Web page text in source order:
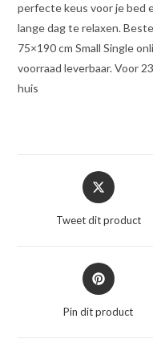
perfecte keus voor je bed
lange dag te relaxen.
75×190 cm Small Single
voorraad leverbaar. Voor
huis
Opent
in
nieuw
Tweet dit product
Opent
in
nieuw
Pin dit product